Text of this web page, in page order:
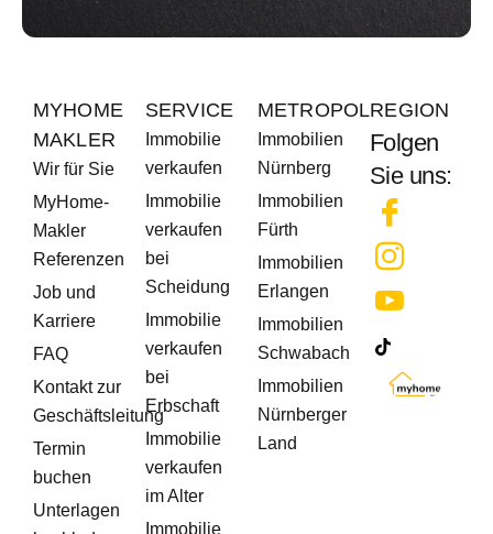
MYHOME
MAKLER
Wir für Sie
MyHome-
Makler
Referenzen
Job und
Karriere
FAQ
Kontakt zur
Geschäftsleitung
Termin
buchen
Unterlagen
SERVICE
Immobilie
verkaufen
Immobilie
verkaufen
bei
Scheidung
Immobilie
verkaufen
bei
Erbschaft
Immobilie
verkaufen
im Alter
Immobilie
METROPOLREGION
Immobilien
Nürnberg
Immobilien
Fürth
Immobilien
Erlangen
Immobilien
Schwabach
Immobilien
Nürnberger
Land
Folgen
Sie uns: